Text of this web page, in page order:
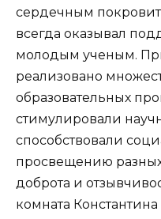
сердечным
всегда оказывал
молодым ученым.
реализовано
образовательных
стимулировали
способствовали
просвещению
доброта и
комната